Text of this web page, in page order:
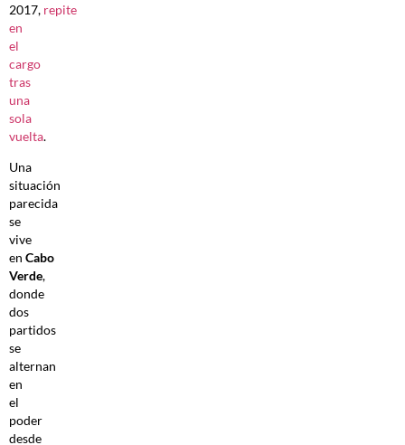
2017, repite
en
el
cargo
tras
una
sola
vuelta.
Una
situación
parecida
se
vive
en Cabo
Verde,
donde
dos
partidos
se
alternan
en
el
poder
desde